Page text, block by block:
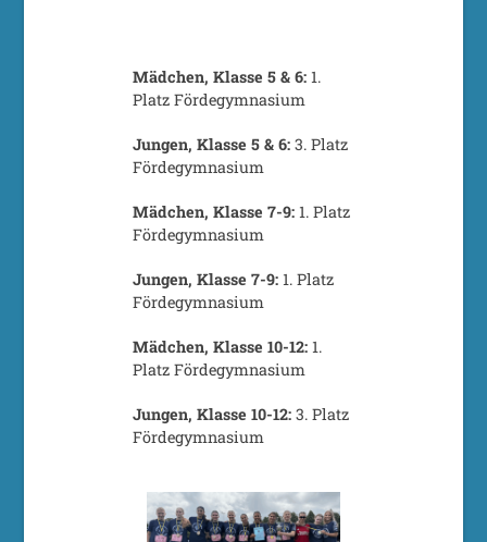
Mädchen, Klasse 5 & 6: 1.
Platz Fördegymnasium
Jungen, Klasse 5 & 6: 3. Platz
Fördegymnasium
Mädchen, Klasse 7-9: 1. Platz
Fördegymnasium
Jungen, Klasse 7-9:1. Platz
Fördegymnasium
Mädchen, Klasse 10-12: 1.
Platz Fördegymnasium
Jungen, Klasse 10-12: 3. Platz
Fördegymnasium